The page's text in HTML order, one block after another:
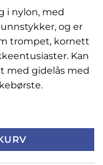
i nylon, med
og er
trompet, kornett
Kan
med gidelås med
for 2 munnstykker,